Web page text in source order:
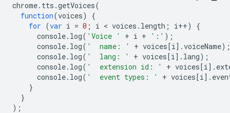
chrome. tts .getVoices(
function(voices)
{
for (var i = 0 ; i < voices . length ; i++)
{
console. log( 'Voice ' + i + ':' );
console. log( '  name: ' + voices[i].voiceName);
console. log( '  lang: ' + voices[i]. lang);
console. log( '  extension id: ' + voices[i].
console. log( '  event types: ' + voices[i].
}
}
);